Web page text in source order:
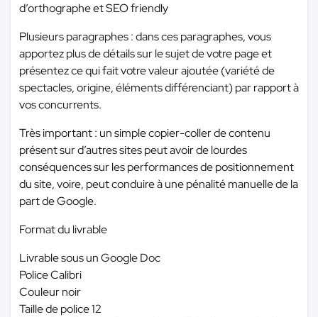
d’orthographe et SEO friendly
Plusieurs paragraphes : dans ces paragraphes, vous
apportez plus de détails sur le sujet de votre page et
présentez ce qui fait votre valeur ajoutée (variété de
spectacles, origine, éléments différenciant) par rapport à
vos concurrents.
Très important : un simple copier-coller de contenu
présent sur d’autres sites peut avoir de lourdes
conséquences sur les performances de positionnement
du site, voire, peut conduire à une pénalité manuelle de la
part de Google.
Format du livrable
Livrable sous un Google Doc
Police Calibri
Couleur noir
Taille de police 12